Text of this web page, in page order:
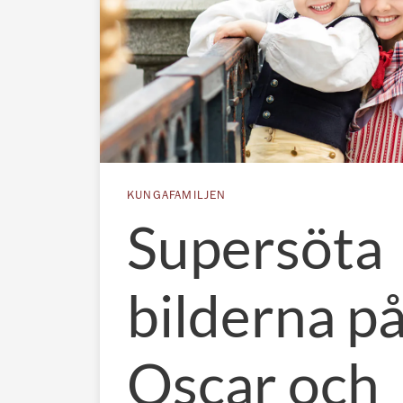
KUNGAFAMILJEN
Supersöta
bilderna
Oscar och